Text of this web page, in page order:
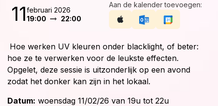
11februari 2026
19:00
22:00
Aan de kalender toevoegen:
Hoe werken UV kleuren onder blacklight, of beter:
hoe ze te verwerken voor de leukste effecten.
Opgelet, deze sessie is uitzonderlijk op een avond
zodat het donker kan zijn in het lokaal.
Datum: woensdag 11/02/26 van 19u tot 22u